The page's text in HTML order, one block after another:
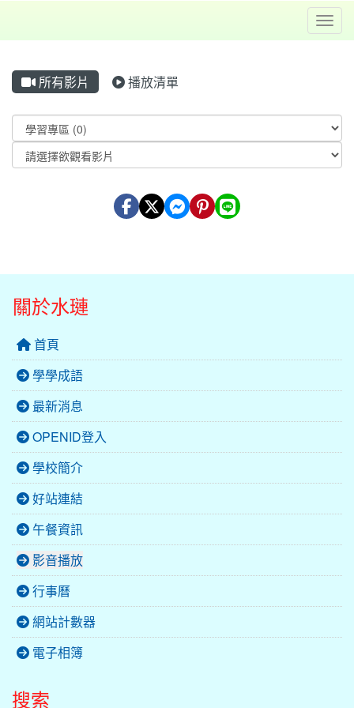
所有影片 播放清單
Video List
關於水璉
首頁
學學成語
最新消息
OPENID登入
學校簡介
好站連結
午餐資訊
影音播放
行事曆
網站計數器
電子相簿
搜索